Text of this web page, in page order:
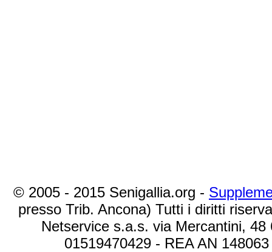
© 2005 - 2015 Senigallia.org -
presso Trib. Ancona) Tutti i diritti
Netservice s.a.s. via Mercantini,
01519470429 - REA AN